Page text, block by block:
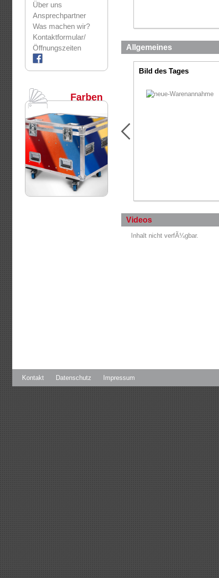
Über uns
Ansprechpartner
Was machen wir?
Kontaktformular/
Öffnungszeiten
Farben
Allgemeines
Bild des Tages
Videos
Inhalt nicht verfÃ¼gbar.
Kontakt Datenschutz Impressum